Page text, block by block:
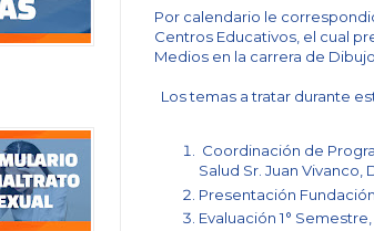
Por calendario le
Centros Educativos, el cual
Medios en la carrera de
Los temas a tratar durante
Coordinación de
Salud Sr. Juan
Presentación
Evaluación 1°